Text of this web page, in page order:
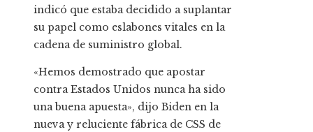
indicó que estaba decidido a suplantar
su papel como eslabones vitales en la
cadena de suministro global.
«Hemos demostrado que apostar
contra Estados Unidos nunca ha sido
una buena apuesta», dijo Biden en la
nueva y reluciente fábrica de CSS de